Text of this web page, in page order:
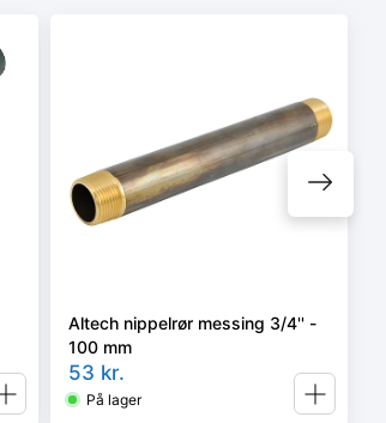
Altech nippelrør messing 3/4'' -
100 mm
53 kr.
På lager